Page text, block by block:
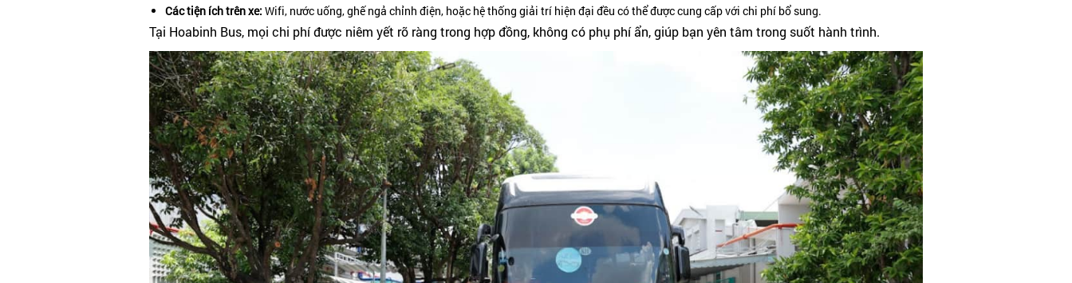
Các tiện ích trên xe: Wifi, nước uống, ghế ngả chỉnh điện, hoặc hệ thống giải trí hiện đại đều có thể được cung cấp với chi phí bổ sung.
Tại Hoabinh Bus, mọi chi phí được niêm yết rõ ràng trong hợp đồng, không có phụ phí ẩn, giúp bạn yên tâm trong suốt hành trình.